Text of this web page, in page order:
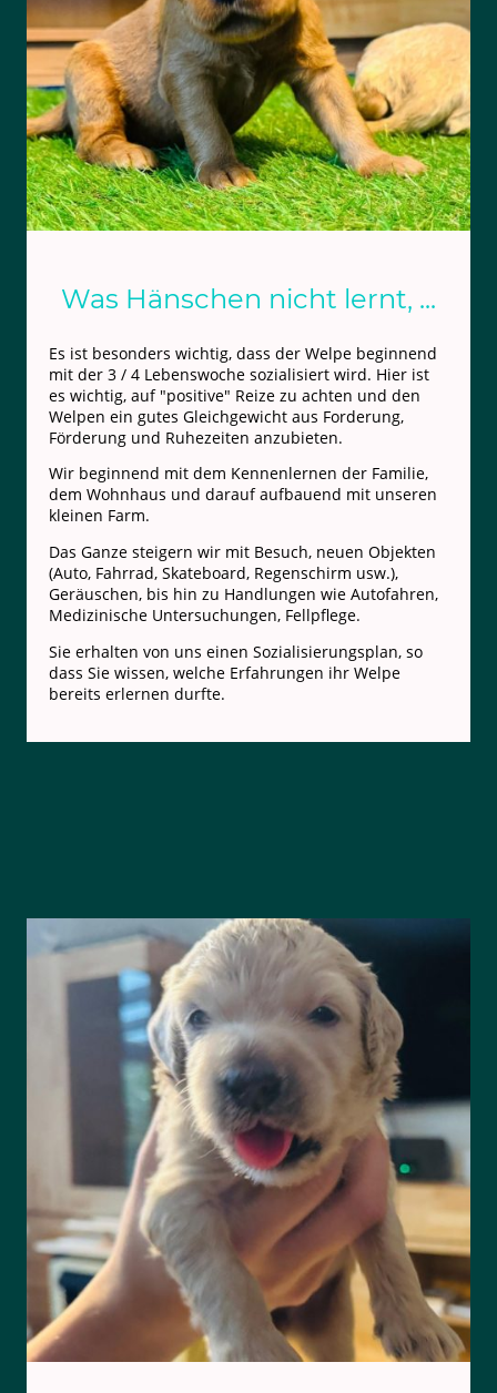
Was Hänschen nicht lernt, ...
Es ist besonders wichtig, dass der Welpe beginnend
mit der 3 / 4 Lebenswoche sozialisiert wird. Hier ist
es wichtig, auf "positive" Reize zu achten und den
Welpen ein gutes Gleichgewicht aus Forderung,
Förderung und Ruhezeiten anzubieten.
Wir beginnend mit dem Kennenlernen der Familie,
dem Wohnhaus und darauf aufbauend mit unseren
kleinen Farm.
Das Ganze steigern wir mit Besuch, neuen Objekten
(Auto, Fahrrad, Skateboard, Regenschirm usw.),
Geräuschen, bis hin zu Handlungen wie Autofahren,
Medizinische Untersuchungen, Fellpflege.
Sie erhalten von uns einen Sozialisierungsplan, so
dass Sie wissen, welche Erfahrungen ihr Welpe
bereits erlernen durfte.